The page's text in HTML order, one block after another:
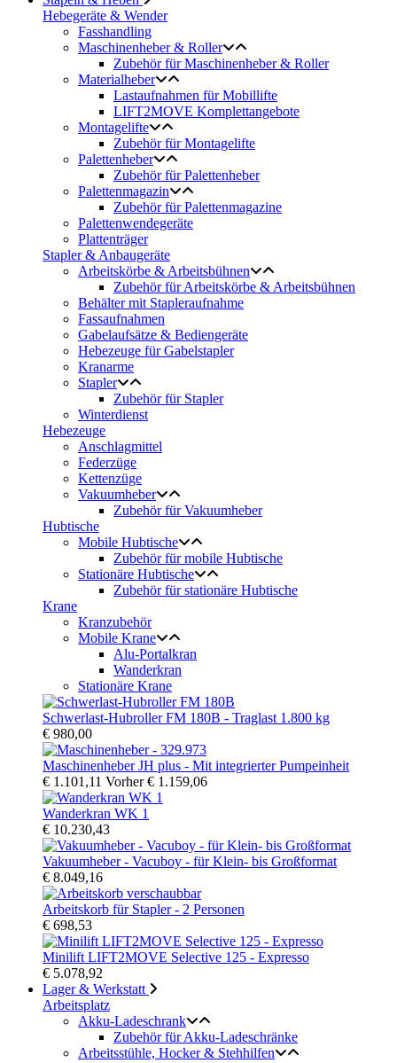
Hebegeräte & Wender
Fasshandling
Maschinenheber & Roller
Zubehör für Maschinenheber & Roller
Materialheber
Lastaufnahmen für Mobillifte
LIFT2MOVE Komplettangebote
Montagelifte
Zubehör für Montagelifte
Palettenheber
Zubehör für Palettenheber
Palettenmagazin
Zubehör für Palettenmagazine
Palettenwendegeräte
Plattenträger
Stapler & Anbaugeräte
Arbeitskörbe & Arbeitsbühnen
Zubehör für Arbeitskörbe & Arbeitsbühnen
Behälter mit Stapleraufnahme
Fassaufnahmen
Gabelaufsätze & Bediengeräte
Hebezeuge für Gabelstapler
Kranarme
Stapler
Zubehör für Stapler
Winterdienst
Hebezeuge
Anschlagmittel
Federzüge
Kettenzüge
Vakuumheber
Zubehör für Vakuumheber
Hubtische
Mobile Hubtische
Zubehör für mobile Hubtische
Stationäre Hubtische
Zubehör für stationäre Hubtische
Krane
Kranzubehör
Mobile Krane
Alu-Portalkran
Wanderkran
Stationäre Krane
Schwerlast-Hubroller FM 180B - Traglast 1.800 kg
€ 980,00
Maschinenheber JH plus - Mit integrierter Pumpeinheit
€ 1.101,11 Vorher€ 1.159,06
Wanderkran WK 1
€ 10.230,43
Vakuumheber - Vacuboy - für Klein- bis Großformat
€ 8.049,16
Arbeitskorb für Stapler - 2 Personen
€ 698,53
Minilift LIFT2MOVE Selective 125 - Expresso
€ 5.078,92
Lager & Werkstatt
Arbeitsplatz
Akku-Ladeschrank
Zubehör für Akku-Ladeschränke
Arbeitsstühle, Hocker & Stehhilfen